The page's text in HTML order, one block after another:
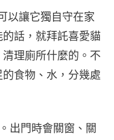
以讓它獨自守在家
話，就拜託喜愛貓
理廁所什麼的。不
食物、水，分幾處
出門時會關窗、關